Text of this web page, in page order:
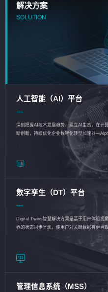
解决方案
SOLUTION
人工智能（AI）平台
深刻把握AI技术发展趋势，建立AI生态，在计
断创新，持续优化企业数智化转型加速器
数字孪生（DT）平台
Digital Twins智慧解决方案是基于用户体验视
界的状态同步呈现，使用户对关键数据有更直
管理信息系统（MSS）